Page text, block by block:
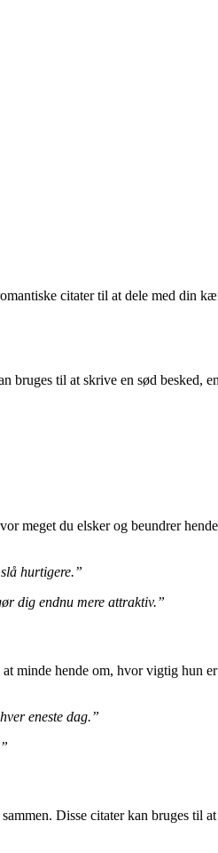
citater til at dele med din
til at skrive en sød besked,
meget du elsker og beundrer
hurtigere.”
dig endnu mere attraktiv.”
minde hende om, hvor vigtig hun
eneste dag.”
Disse citater kan bruges til